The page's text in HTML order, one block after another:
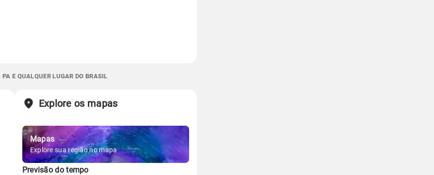
E QUALQUER LUGAR DO BRASIL
Explore os mapas
Mapas
Explore sua região no mapa
Previsão do tempo